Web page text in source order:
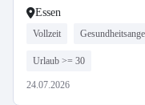
Essen
Vollzeit
Urlaub >= 30
24.07.2026